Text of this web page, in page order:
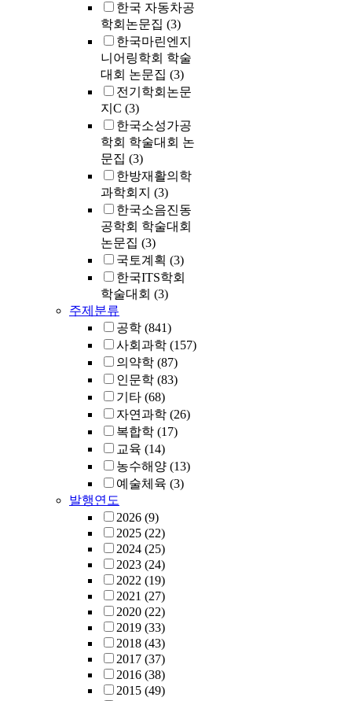
한국 자동차공
학회논문집 (3)
한국마린엔지
니어링학회 학술
대회 논문집 (3)
전기학회논문
지C (3)
한국소성가공
학회 학술대회 논
문집 (3)
한방재활의학
과학회지 (3)
한국소음진동
공학회 학술대회
논문집 (3)
국토계획 (3)
한국ITS학회
학술대회 (3)
주제분류
공학 (841)
사회과학 (157)
의약학 (87)
인문학 (83)
기타 (68)
자연과학 (26)
복합학 (17)
교육 (14)
농수해양 (13)
예술체육 (3)
발행연도
2026 (9)
2025 (22)
2024 (25)
2023 (24)
2022 (19)
2021 (27)
2020 (22)
2019 (33)
2018 (43)
2017 (37)
2016 (38)
2015 (49)